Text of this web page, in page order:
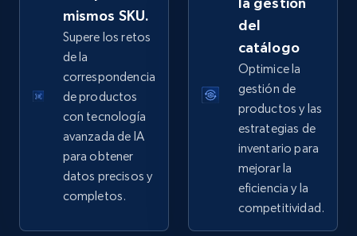
2.5K+ Comenzar ahora
eBay - Collect records by category
URL, Product id, Title, Seller name, Seller rating,
Seller reviews, Breadcrumbs, Root category, and
2.5K+ 358+ Comenzar ahora
mismos SKU.
Supere los retos
de la
correspondencia
de productos
con tecnología
avanzada de IA
para obtener
datos precisos y
completos.
del
catálogo
Optimice la
gestión de
productos y las
estrategias de
inventario para
mejorar la
eficiencia y la
competitividad.